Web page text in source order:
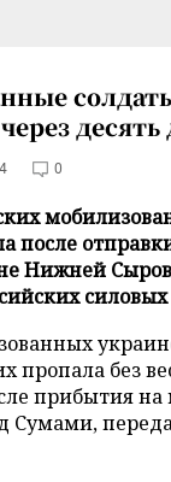
0
после
Нижней
силовых
пропала без
прибытия на
Сумами,